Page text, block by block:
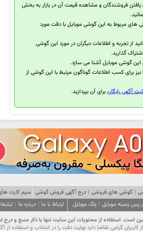
فروشندگان و مشاهده قیمت آن در بازار به بخش
های مربوط به این گوشی موبایل با دقت مورد
از تجربه و اطلاعات دیگران در مورد این گوشی
گذارید.
گوشی موبایل آشنا می سازد.
نیز برای کسب اطلاعات گوناگون مرتبط با این گوشی از
ثبت آگهی رایگانبرای آن بپردازید.
| گوشی های فروشی | درج آگهی فروش گوشی سیم کارت
پس زمینه موبایل | زنگ موبایل ارتباط با ما | درباره ما |